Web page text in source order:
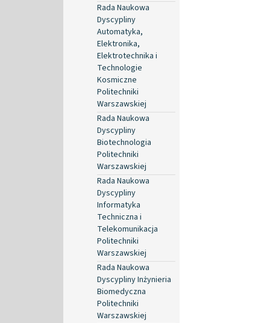
Rada Naukowa
Dyscypliny
Automatyka,
Elektronika,
Elektrotechnika i
Technologie
Kosmiczne
Politechniki
Warszawskiej
Rada Naukowa
Dyscypliny
Biotechnologia
Politechniki
Warszawskiej
Rada Naukowa
Dyscypliny
Informatyka
Techniczna i
Telekomunikacja
Politechniki
Warszawskiej
Rada Naukowa
Dyscypliny Inżynieria
Biomedyczna
Politechniki
Warszawskiej